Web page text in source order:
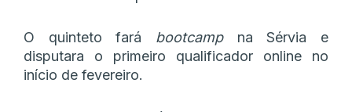
O quinteto fará bootcampna Sérvia e
disputara o primeiro qualificador online no
início de fevereiro.